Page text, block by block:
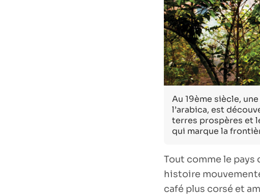
Au 19ème siècle,
l’arabica, est
terres prospères et
qui marque la
Tout comme le pays
histoire
café plus corsé et